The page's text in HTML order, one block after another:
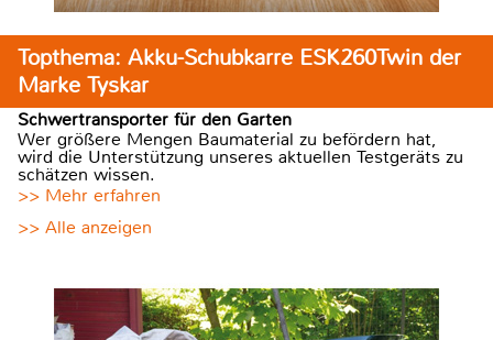
Topthema: Akku-Schubkarre ESK260Twin der
Marke Tyskar
Schwertransporter für den Garten
Wer größere Mengen Baumaterial zu befördern hat,
wird die Unterstützung unseres aktuellen Testgeräts zu
schätzen wissen.
>> Mehr erfahren
>> Alle anzeigen